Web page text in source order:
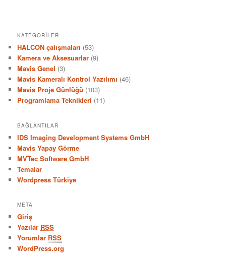
KATEGORILER
HALCON çalışmaları (53)
Kamera ve Aksesuarlar (9)
Mavis Genel (3)
Mavis Kameralı Kontrol Yazılımı (46)
Mavis Proje Günlüğü (103)
Programlama Teknikleri (11)
BAĞLANTILAR
IDS Imaging Development Systems GmbH
Mavis Yapay Görme
MVTec Software GmbH
Temalar
Wordpress Türkiye
META
Giriş
Yazılar RSS
Yorumlar RSS
WordPress.org